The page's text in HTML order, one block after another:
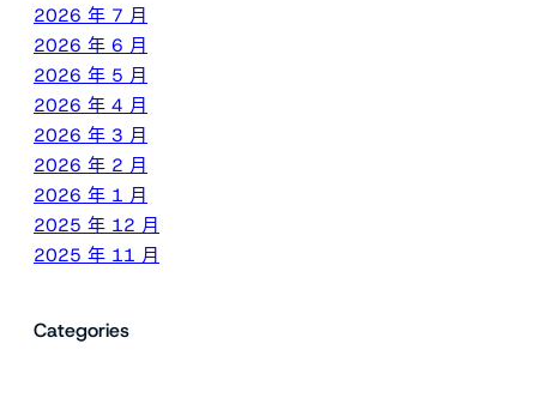
2026 年 7 月
2026 年 6 月
2026 年 5 月
2026 年 4 月
2026 年 3 月
2026 年 2 月
2026 年 1 月
2025 年 12 月
2025 年 11 月
Categories